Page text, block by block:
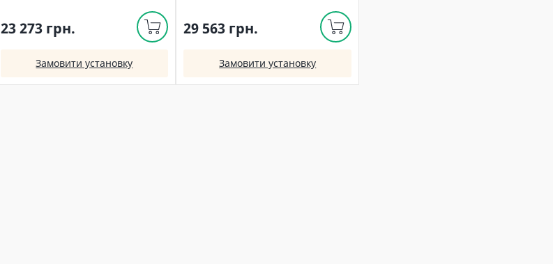
23 273 грн.
Замовити установку
29 563 грн.
Замовити установку